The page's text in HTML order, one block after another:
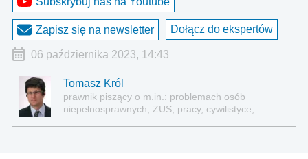
Zapisz się na newsletter Dołącz do ekspertów
06 października 2023, 14:43
Tomasz Król
prawnik piszący o m.in.: problemach osób
niepełnosprawnych, ZUS, pracy, cywilistyce,